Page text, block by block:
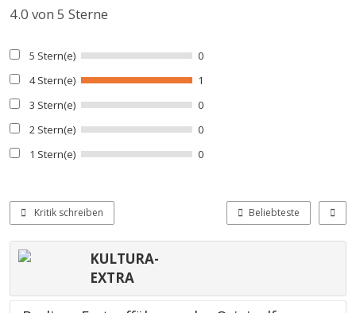
4.0 von 5 Sterne
5 Stern(e)
0
4 Stern(e)
1
3 Stern(e)
0
2 Stern(e)
0
1 Stern(e)
0
Kritik schreiben Beliebteste
KULTURA-
EXTRA